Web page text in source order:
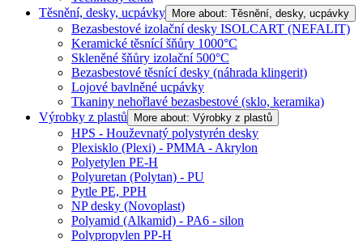
Těsnění, desky, ucpávky
More about: Těsnění, desky, ucpávky
Bezasbestové izolační desky ISOLCART (NEFALIT)
Keramické těsnící šňůry 1000°C
Skleněné šňůry izolační 500°C
Bezasbestové těsnící desky (náhrada klingerit)
Lojové bavlněné ucpávky
Tkaniny nehořlavé bezasbestové (sklo, keramika)
Výrobky z plastů
More about: Výrobky z plastů
HPS - Houževnatý polystyrén desky
Plexisklo (Plexi) - PMMA - Akrylon
Polyetylen PE-H
Polyuretan (Polytan) - PU
Pytle PE, PPH
NP desky (Novoplast)
Polyamid (Alkamid) - PA6 - silon
Polypropylen PP-H